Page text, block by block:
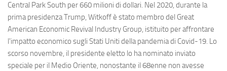
Central Park South per 660 milioni di dollari. Nel 2020, durante la
prima presidenza Trump, Witkoff è stato membro del Great
American Economic Revival Industry Group, istituito per affrontare
l'impatto economico sugli Stati Uniti della pandemia di Covid-19. Lo
scorso novembre, il presidente eletto lo ha nominato inviato
speciale per il Medio Oriente, nonostante il 68enne non avesse